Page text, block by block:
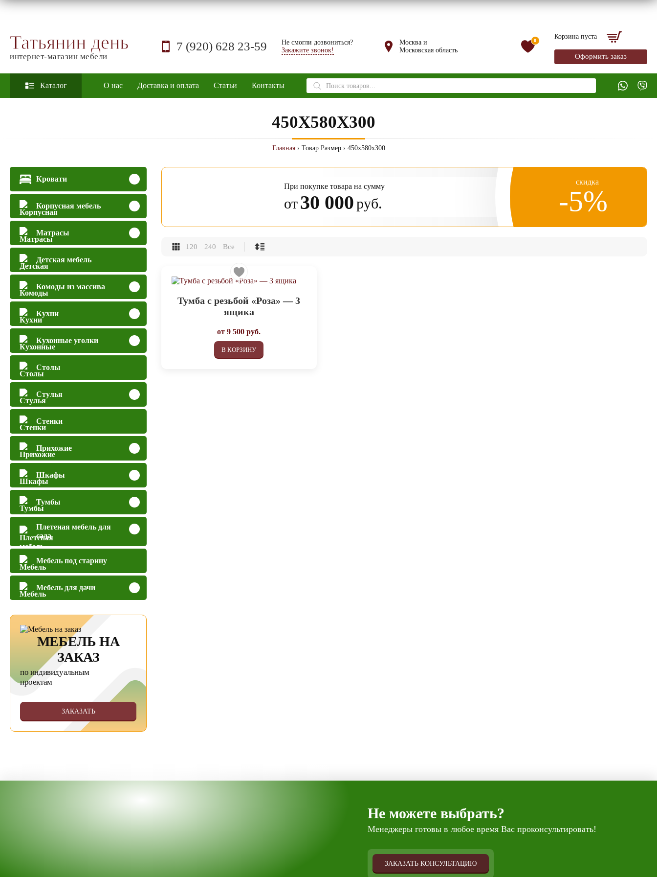
Татьянин день
интернет-магазин мебели
7 (920) 628 23-59
Не смогли дозвониться?
Закажите звонок!
Москва и
Московская область
0
Корзина пуста
Оформить заказ
Каталог О нас Доставка и оплата Статьи Контакты
Поиск
товаров
450X580X300
Главная› Товар Размер › 450x580x300
Кровати
Корпусная мебель
Матрасы
Детская мебель
Комоды из массива
Кухни
Кухонные уголки
Столы
Стулья
Стенки
Прихожие
Шкафы
Тумбы
Плетеная мебель для
сада
Мебель под старину
Мебель для дачи
МЕБЕЛЬ НА
ЗАКАЗ
по индивидуальным
проектам
ЗАКАЗАТЬ
При покупке товара на сумму
от30 000руб.
скидка
-5%
120 240 Все
Тумба с резьбой «Роза» — 3
ящика
от9 500 руб.
В КОРЗИНУ
Не можете выбрать?
Менеджеры готовы в любое время Вас проконсультировать!
ЗАКАЗАТЬ КОНСУЛЬТАЦИЮ